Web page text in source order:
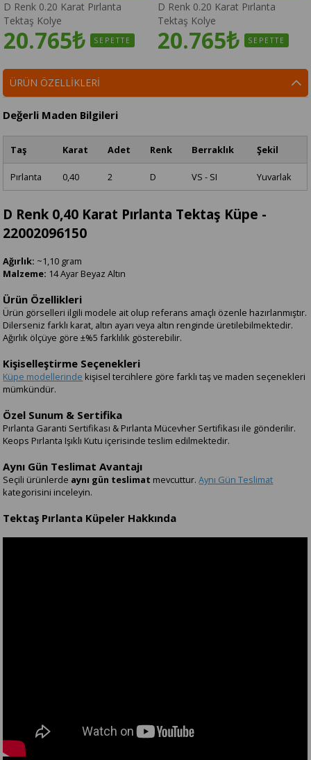
ÜRÜN ÖZELLIKLERI
Değerli Maden Bilgileri
Taş Karat Adet Renk Berraklık Şekil
Pırlanta 0,40 2 D VS - SI Yuvarlak
D Renk 0,40 Karat Pırlanta Tektaş Küpe -
22002096150
Ağırlık: ~1,10 gram
Malzeme: 14 Ayar Beyaz Altın
Ürün Özellikleri
Ürün görselleri ilgili modele ait olup referans amaçlı özenle hazırlanmıştır.
Dilerseniz farklı karat, altın ayarı veya altın renginde üretilebilmektedir.
Ağırlık ölçüye göre ±%5 farklılık gösterebilir.
Kişiselleştirme Seçenekleri
Küpe modellerinde kişisel tercihlere göre farklı taş ve maden seçenekleri
mümkündür.
Özel Sunum & Sertifika
Pırlanta Garanti Sertifikası & Pırlanta Mücevher Sertifikası ile gönderilir.
Keops Pırlanta Işıklı Kutu içerisinde teslim edilmektedir.
Aynı Gün Teslimat Avantajı
Seçili ürünlerde aynı gün teslimat mevcuttur.Aynı Gün Teslimat
kategorisini inceleyin.
Tektaş Pırlanta Küpeler Hakkında
D Renk 0.20 Karat Pırlanta
Tektaş Kolye
20.765₺ SEPETTE
D Renk 0.20 Karat Pırlanta
Tektaş Kolye
20.765₺ SEPETTE